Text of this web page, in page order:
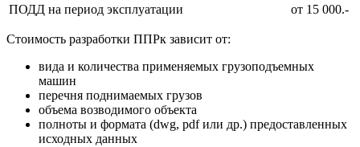
ПОДД на период эксплуатации
от 15 000.-
Стоимость разработки ППРк зависит от:
вида и количества применяемых грузоподъемных
машин
перечня поднимаемых грузов
объема возводимого объекта
полноты и формата (dwg, pdf или др.) предоставленных
исходных данных